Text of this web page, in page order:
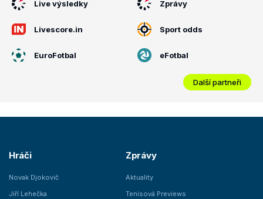
Live výsledky Zprávy
Livescore.in Sport odds
EuroFotbal eFotbal
Další partneři
Hráči
Novak Djokovič
Jiří Lehečka
Zprávy
Aktuality
Tenisová Previews